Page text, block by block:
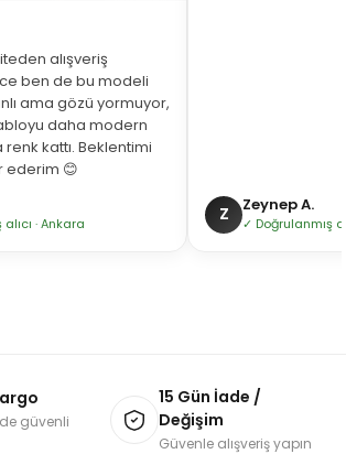
alışveriş
ben de bu modeli
ama gözü yormuyor,
daha modern
kattı. Beklentimi
ederim 😊
· Ankara Z Zeynep A.
✓ Doğrulanmış
güvenli
15 Gün İade /
Değişim
Güvenle alışveriş yapın